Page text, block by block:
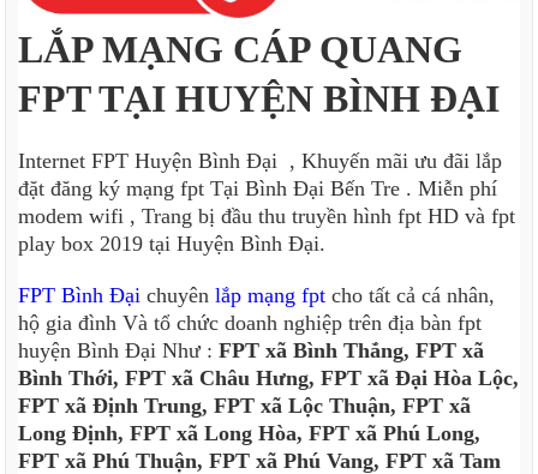
LẮP MẠNG CÁP QUANG
FPT TẠI HUYỆN BÌNH ĐẠI
Internet FPT Huyện Bình Đại , Khuyến mãi ưu đãi lắp
đặt đăng ký mạng fpt Tại Bình Đại Bến Tre . Miễn phí
modem wifi , Trang bị đầu thu truyền hình fpt HD và fpt
play box 2019 tại Huyện Bình Đại.
FPT Bình Đại chuyênlắp mạng fpt cho tất cả cá nhân,
hộ gia đình Và tổ chức doanh nghiệp trên địa bàn fpt
huyện Bình Đại Như :FPT xã Bình Thắng, FPT xã
Bình Thới, FPT xã Châu Hưng, FPT xã Đại Hòa Lộc,
FPT xã Định Trung, FPT xã Lộc Thuận, FPT xã
Long Định, FPT xã Long Hòa, FPT xã Phú Long,
FPT xã Phú Thuận, FPT xã Phú Vang, FPT xã Tam